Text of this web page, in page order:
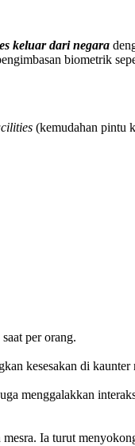
keluar dari negara
biometrik
(kemudahan pintu
per orang.
kesesakan di kaunter
menggalakkan
Ia turut